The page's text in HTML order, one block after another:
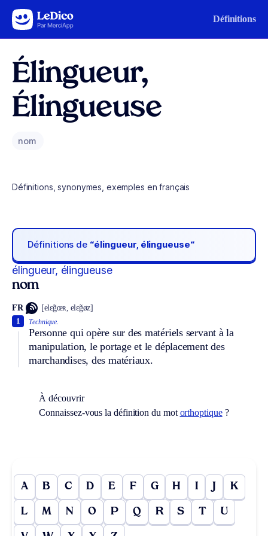
Aller au contenu Définitions
Élingueur,
Élingueuse
nom
Définitions, synonymes, exemples en français
Définitions de “élingueur, élingueuse“
élingueur, élingueuse
nom
FR [elɛ̃gœʀ, elɛ̃gøz]
Technique.
Personne qui opère sur des matériels servant à la
manipulation, le portage et le déplacement des
marchandises, des matériaux.
1
À découvrir
Connaissez-vous la définition du mot orthoptique?
A B C D E F G H I J K
L M N O P Q R S T U